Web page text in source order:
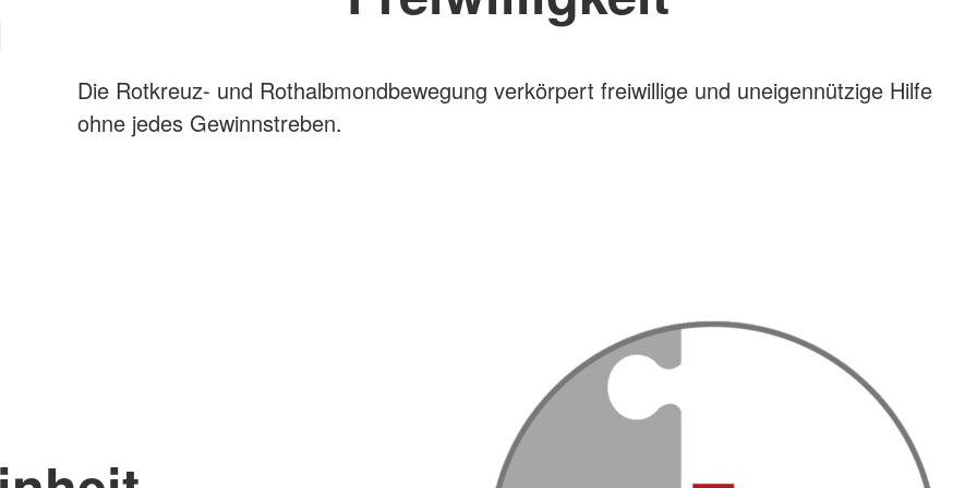
Die Rotkreuz- und Rothalbmondbewegung verkörpert freiwillige und uneigennützige Hilfe
ohne jedes Gewinnstreben.